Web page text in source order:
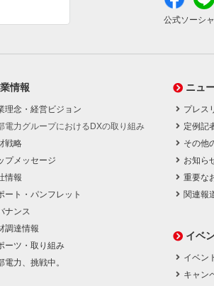
公式ソーシ
情報
理念・経営ビジョン
電力グループにおけるDXの取り組み
戦略
プメッセージ
情報
ート・パンフレット
ナンス
調達情報
ーツ・取り組み
電力、挑戦中。
ニュ
プレス
定例記
その他
お知ら
重要な
関連報
イベ
イベン
キャン